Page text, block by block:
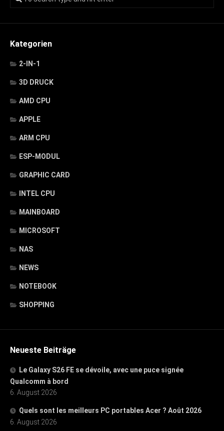
Kategorien
2-IN-1
3D DRUCK
AMD CPU
APPLE
ARM CPU
ESP-MODUL
GRAPHIC CARD
INTEL CPU
MAINBOARD
MICROSOFT
NAS
NEWS
NOTEBOOK
SHOPPING
Neueste Beiträge
Le Galaxy S26 FE se dévoile, avec une puce signée
Qualcomm à bord
6. August 2026
Quels sont les meilleurs PC portables Acer ? Août 2026
6. August 2026